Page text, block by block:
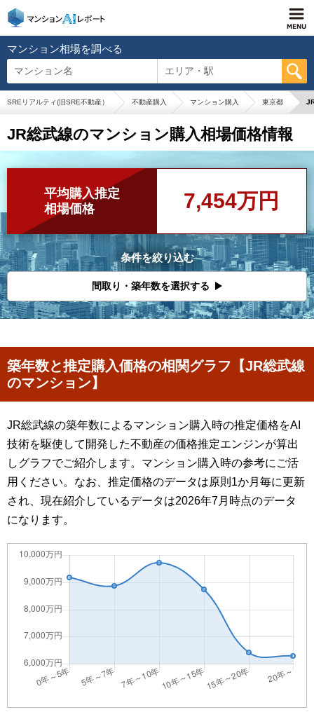
マンション相場を調べる
マンション名 エリア・駅
SREリアルティ(旧SRE不動産） 不動産購入 マンション購入 東京都
JR総武線のマンション購入相場価格情報
平均購入推定
相場価格
7,454万円
条件を絞り込む
間取り・築年数を選択する
築年数と推定購入価格の相関グラフ【JR総武線
のマンション】
JR総武線の築年数によるマンション購入時の推定価格をAI
技術を駆使して開発した不動産の価格推定エンジンが算出
しグラフでご紹介します。マンション購入時の参考にご活
用ください。なお、推定価格のデータは原則1か月毎に更新
され、現在紹介しているデータは2026年7月時点のデータ
になります。